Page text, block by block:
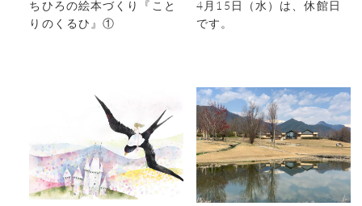
ちひろの絵本づくり『こと
りのくるひ』①
4月15日（水）は、休館日
です。